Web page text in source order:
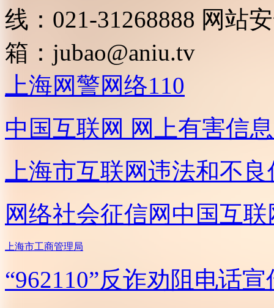
线：021-31268888 网站
箱： jubao@aniu.tv
上海网警网络110
中国互联网 网上有害信
上海市互联网违法和不
网络社会征信网 中国互
上海市工商管理局
“962110”反诈劝阻电话宣